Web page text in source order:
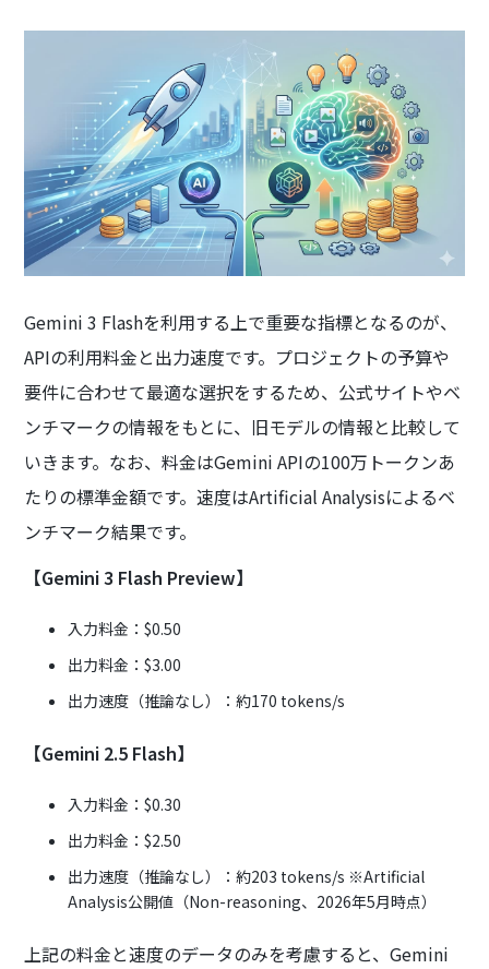
Gemini 3 Flashを利用する上で重要な指標となるのが、
APIの利用料金と出力速度です。プロジェクトの予算や
要件に合わせて最適な選択をするため、公式サイトやベ
ンチマークの情報をもとに、旧モデルの情報と比較して
いきます。なお、料金はGemini APIの100万トークンあ
たりの標準金額です。速度はArtificial Analysisによるベ
ンチマーク結果です。
【Gemini 3 Flash Preview】
入力料金：$0.50
出力料金：$3.00
出力速度（推論なし）：約170 tokens/s
【Gemini 2.5 Flash】
入力料金：$0.30
出力料金：$2.50
出力速度（推論なし）：約203 tokens/s ※Artificial
Analysis公開値（Non-reasoning、2026年5月時点）
上記の料金と速度のデータのみを考慮すると、Gemini